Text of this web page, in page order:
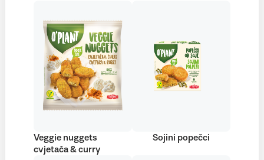
Veggie nuggets
cvjetača & curry
Sojini popečci